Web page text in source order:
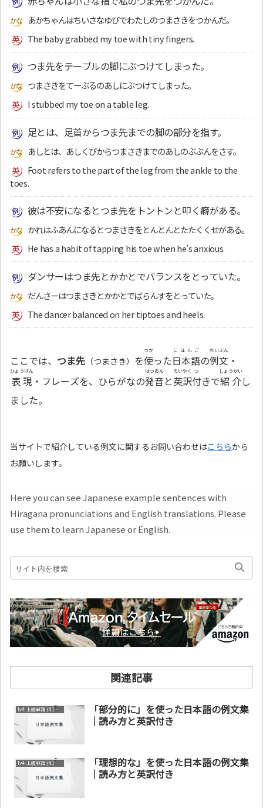
あかちゃんはちいさなゆびでわたしのつまさきをつかんだ。
The baby grabbed my toe with tiny fingers.
つま先をテーブルの脚にぶつけてしまった。
つまさきをてーぶるのあしにぶつけてしまった。
I stubbed my toe on a table leg.
足とは、足首からつま先までの脚の部分を指す。
あしとは、あしくびからつまさきまでのあしのぶぶんをさす。
Foot refers to the part of the leg from the ankle to the
toes.
彼は不安になるとつま先をトントンと叩く癖がある。
かれはふあんになるとつまさきをとんとんとたたくくせがある。
He has a habit of tapping his toe when he’s anxious.
ダンサーはつま先とかかとでバランスをとっていた。
だんさーはつまさきとかかとでばらんすをとっていた。
The dancer balanced on her tiptoes and heels.
ここでは、 つま先 （つまさき） を使
つか
った日本語
にほんご
の例文
れいぶん
・
表現
ひょうげん
・フレーズを、ひらがなの発音
はつおん
と英訳
えいやく
付
つ
きで紹介
しょうかい
し
ました。
当サイトで紹介している例文に関するお問い合わせはこちらから
お願いします。
Here you can see Japanese example sentences with
Hiragana pronunciations and English translations. Please
use them to learn Japanese or English.
関連記事
lv4. 上級単語 (N1～N2)
「部分的に」を使った日本語の例文集
｜読み方と英訳付き
lv4. 上級単語 (N1～N2)
「理想的な」を使った日本語の例文集
｜読み方と英訳付き